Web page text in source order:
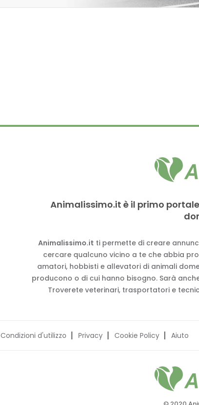
Animalissimo.it è il primo
Animalissimo.it ti permette di creare
cercare qualcuno vicino a te che abbia
amatori, hobbisti e allevatori di animali
producono o di cui hanno bisogno. Sarà
Troverete veterinari, trasportatori e
Condizioni d'utilizzo Privacy Cookie Policy Aiuto